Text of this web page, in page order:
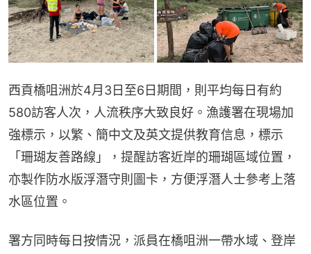
西貢橋咀洲於4月3日至6日期間，則平均每日有約
580訪客人次，人流秩序大致良好。漁護署在現場加
強標示，以繁、簡中文及英文提供教育信息，標示
「珊瑚友善路線」，提醒訪客近岸的珊瑚區域位置，
亦製作防水版浮潛守則圖卡，方便浮潛人士參考上落
水區位置。
署方同時每日按情況，派員在橋咀洲一帶水域、登岸